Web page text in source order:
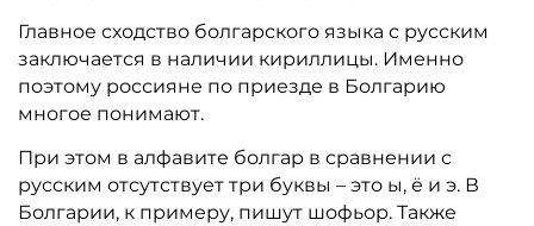
Главное сходство болгарского языка с русским
заключается в наличии кириллицы. Именно
поэтому россияне по приезде в Болгарию
многое понимают.
При этом в алфавите болгар в сравнении с
русским отсутствует три буквы – это ы, ё и э. В
Болгарии, к примеру, пишут шофьор. Также